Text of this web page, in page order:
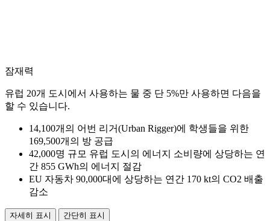
잠재력
유럽 20개 도시에서 사용하는 물 중 단 5%만 사용하면 다음을
할 수 있습니다.
14,100개의 어번 리거(Urban Rigger)에 학생들을 위한
169,500개의 방 공급
42,000명 규모 유럽 도시의 에너지 소비량에 상당하는 연
간 855 GWh의 에너지 절감
EU 자동차 90,000대에 상당하는 연간 170 kt의 CO2 배출
감소
자세히 표시 간단히 표시